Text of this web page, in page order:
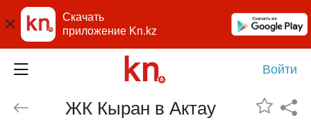
Скачать
приложение Kn.kz
Войти
ЖК Кыран в Актау